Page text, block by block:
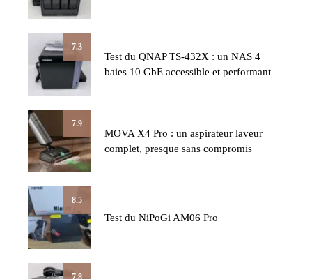
7.3
Test du QNAP TS-432X : un NAS 4
baies 10 GbE accessible et performant
7.9
MOVA X4 Pro : un aspirateur laveur
complet, presque sans compromis
8.5
Test du NiPoGi AM06 Pro